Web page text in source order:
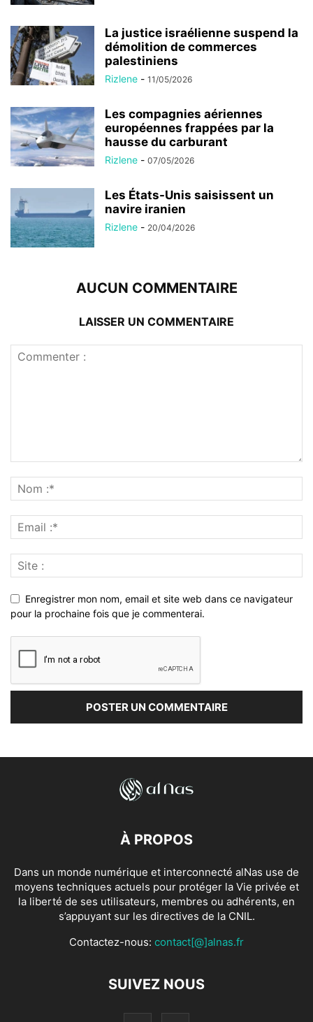
La justice israélienne suspend la
démolition de commerces
palestiniens
Rizlene - 11/05/2026
Les compagnies aériennes
européennes frappées par la
hausse du carburant
Rizlene - 07/05/2026
Les États-Unis saisissent un
navire iranien
Rizlene - 20/04/2026
AUCUN COMMENTAIRE
LAISSER UN COMMENTAIRE
Enregistrer mon nom, email et site web dans ce navigateur
pour la prochaine fois que je commenterai.
À PROPOS
Dans un monde numérique et interconnecté alNas use de
moyens techniques actuels pour protéger la Vie privée et
la liberté de ses utilisateurs, membres ou adhérents, en
s’appuyant sur les directives de la CNIL.
Contactez-nous: contact[@]alnas.fr
SUIVEZ NOUS